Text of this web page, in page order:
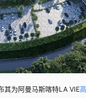
为阿曼马斯喀特LA VIE